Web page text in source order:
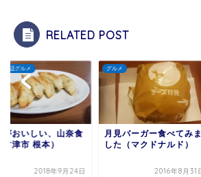
RELATED POST
バーガー食べてみま
（マクドナルド）
2016年8月31日
木更津周辺グルメ
【ボリューム満点！】畑
沢南にあるとんかつのひ